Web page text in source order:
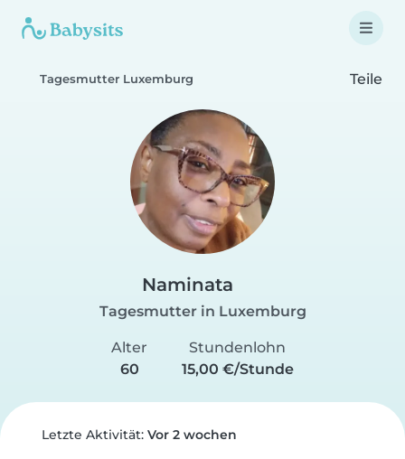
Tagesmutter Luxemburg Teile
Naminata
Tagesmutter in Luxemburg
Alter
60
Stundenlohn
15,00 €/Stunde
Letzte Aktivität: Vor 2 wochen